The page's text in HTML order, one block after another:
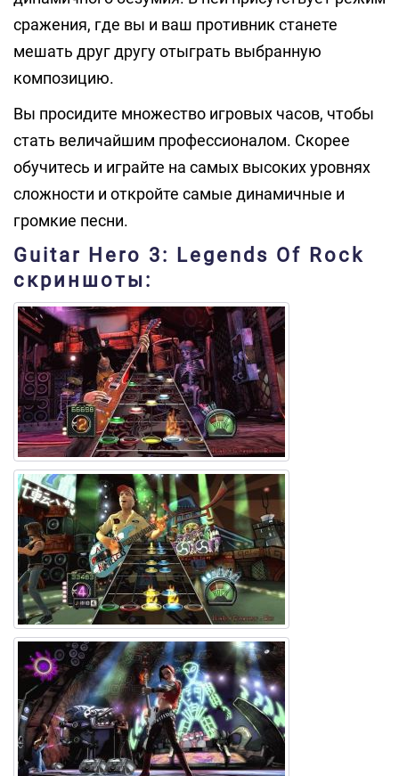
сражения, где вы и ваш противник станете
мешать друг другу отыграть выбранную
композицию.
Вы просидите множество игровых часов, чтобы
стать величайшим профессионалом. Скорее
обучитесь и играйте на самых высоких уровнях
сложности и откройте самые динамичные и
громкие песни.
Guitar Hero 3: Legends Of Rock
скриншоты: